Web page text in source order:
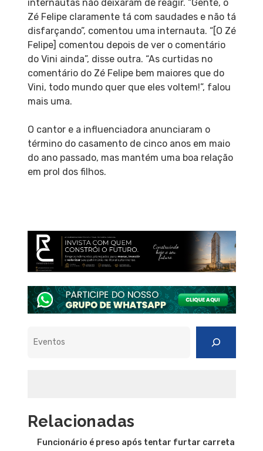
internautas não deixaram de reagir. “Gente, o
Zé Felipe claramente tá com saudades e não tá
disfarçando”, comentou uma internauta. “[O Zé
Felipe] comentou depois de ver o comentário
do Vini ainda”, disse outra. “As curtidas no
comentário do Zé Felipe bem maiores que do
Vini, todo mundo quer que eles voltem!”, falou
mais uma.
O cantor e a influenciadora anunciaram o
término do casamento de cinco anos em maio
do ano passado, mas mantém uma boa relação
em prol dos filhos.
Relacionadas
Funcionário é preso após tentar furtar carreta